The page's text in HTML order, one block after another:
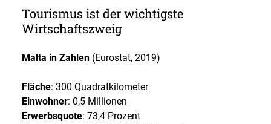
Tourismus ist der wichtigste
Wirtschaftszweig
Malta in Zahlen (Eurostat, 2019)
Fläche: 300 Quadratkilometer
Einwohner: 0,5 Millionen
Erwerbsquote: 73,4 Prozent